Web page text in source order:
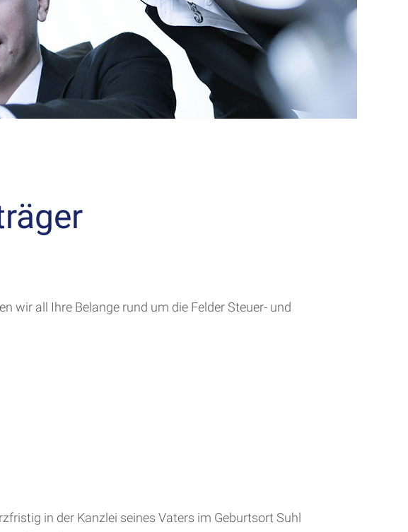
wir all Ihre Belange rund um die Felder Steuer- und
in der Kanzlei seines Vaters im Geburtsort Suhl